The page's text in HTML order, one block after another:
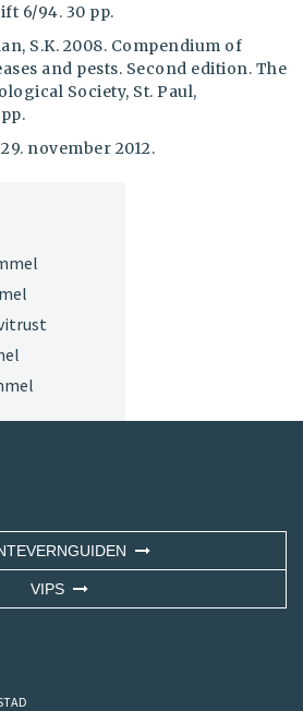
6/94. 30 pp.
S.K. 2008. Compendium of
and pests. Second edition. The
Society, St. Paul,
2012.
VIPS